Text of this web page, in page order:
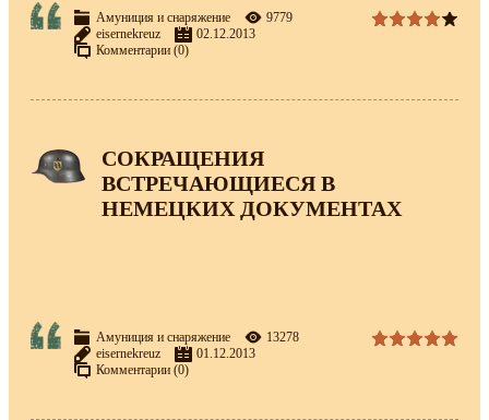
Амуниция и снаряжение
9779
eisernekreuz
02.12.2013
Комментарии (0)
СОКРАЩЕНИЯ
ВСТРЕЧАЮЩИЕСЯ В
НЕМЕЦКИХ ДОКУМЕНТАХ
Амуниция и снаряжение
13278
eisernekreuz
01.12.2013
Комментарии (0)